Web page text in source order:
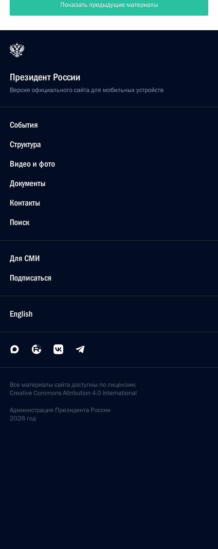
Показать предыдущие материалы
Президент России
Версия официального сайта для мобильных устройств
События
Структура
Видео и фото
Документы
Контакты
Поиск
Для СМИ
Подписаться
English
Все материалы сайта доступны по лицензии:
Creative Commons Attribution 4.0 International
Администрация Президента России
2026 год